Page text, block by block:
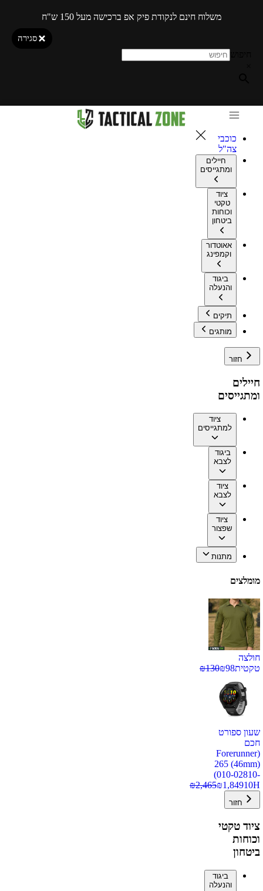
משלוח חינם לנקודת פיק אפ ברכישה מעל 150 ש"ח
סגירה
כוכבי
צה"ל
חיילים
ומתגייסים
ציוד
טקטי
וכוחות
ביטחון
אאוטדור
וקמפינג
ביגוד
והנעלה
תיקים
מותגים
חזור
חיילים
ומתגייסים
ציוד
למתגייסים
ביגוד
לצבא
ציוד
לצבא
ציוד
שפצור
מתנות
מומלצים
חולצה
טקטית
₪98
₪130
שעון ספורט
חכם
(Forerunner
265 (46mm)
(010-02810-
10H
₪1,849
₪2,465
חזור
ציוד טקטי
וכוחות
ביטחון
ביגוד
והנעלה